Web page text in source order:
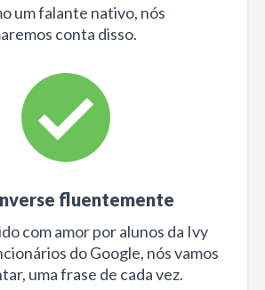
um falante nativo, nós
conta disso.
fluentemente
com amor por alunos da Ivy
do Google, nós vamos
uma frase de cada vez.